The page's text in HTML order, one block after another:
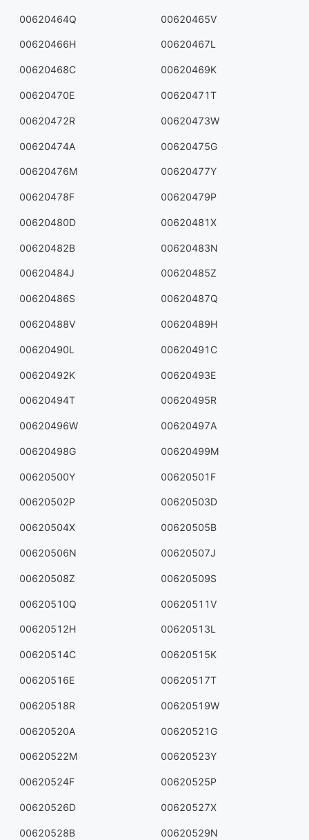
00620464Q 00620465V
00620466H 00620467L
00620468C 00620469K
00620470E 00620471T
00620472R 00620473W
00620474A 00620475G
00620476M 00620477Y
00620478F 00620479P
00620480D 00620481X
00620482B 00620483N
00620484J 00620485Z
00620486S 00620487Q
00620488V 00620489H
00620490L 00620491C
00620492K 00620493E
00620494T 00620495R
00620496W 00620497A
00620498G 00620499M
00620500Y 00620501F
00620502P 00620503D
00620504X 00620505B
00620506N 00620507J
00620508Z 00620509S
00620510Q 00620511V
00620512H 00620513L
00620514C 00620515K
00620516E 00620517T
00620518R 00620519W
00620520A 00620521G
00620522M 00620523Y
00620524F 00620525P
00620526D 00620527X
00620528B 00620529N